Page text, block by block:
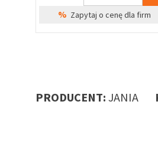
% Zapytaj o cenę dla firm
PRODUCENT: JANIA